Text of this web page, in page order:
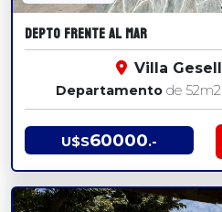
DEPTO FRENTE AL MAR
Villa Gesell
Departamento de 52m2
U$S60000.-